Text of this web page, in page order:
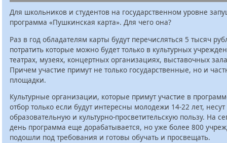
Для школьников и студентов на государственном уровне
программа «Пушкинская карта». Для чего она?
Раз в год обладателям карты будут перечисляться 5 тысяч
потратить которые можно будет только в культурных
театрах, музеях, концертных организациях, выставочных
Причем участие примут не только государственные, но и
площадки.
Культурные организации, которые примут участие в
отбор только если будут интересны молодежи 14-22 лет,
образовательную и культурно-просветительскую пользу. На
день программа еще дорабатывается, но уже более 800
подошли под требования и готовы обучать и просвещать.